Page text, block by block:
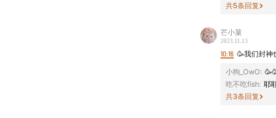
惊奇队长2在首
8、2023年度国
截至11月13日，
前十名电影中有
共5条回复
芒小菓
2023.11.13
10:16 🥳我们封神
小狗_OwO:
吃不吃fish: 耶
共3条回复